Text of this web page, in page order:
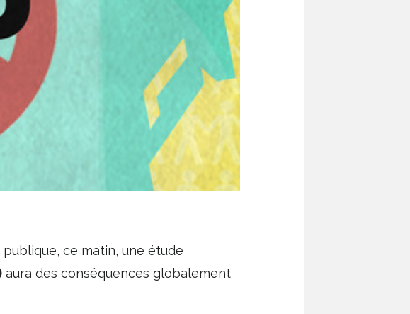
ce matin, une étude
aura des conséquences globalement